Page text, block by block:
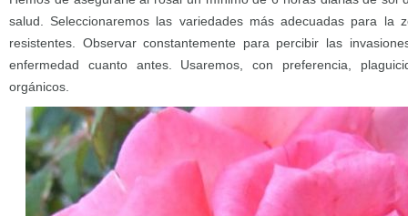
salud. Seleccionaremos las variedades más adecuadas para la
resistentes. Observar constantemente para percibir las
enfermedad cuanto antes. Usaremos, con preferencia,
orgánicos.